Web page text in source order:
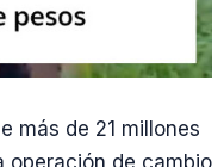
más de 21 millones
operación de cambio